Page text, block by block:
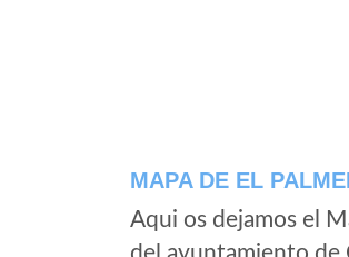
MAPA DE EL
Aqui os dejamos el